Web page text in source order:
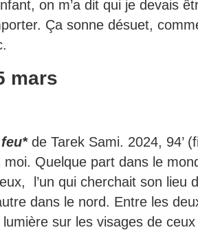
on m’a dit qui je devais
Ça sonne désuet,
mars
de Tarek Sami. 2024, 94’
moi. Quelque part dans le
l’un qui cherchait son lieu
dans le nord. Entre les
sur les visages de